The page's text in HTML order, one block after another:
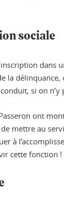
sociale
dans
la
si on n’y
ont
de mettre au
à
cette fonction !